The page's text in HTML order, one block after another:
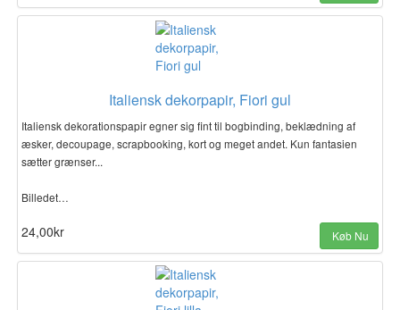
Italiensk dekorpapir, Fiori gul
Italiensk dekorationspapir egner sig fint til bogbinding, beklædning af
æsker, decoupage, scrapbooking, kort og meget andet. Kun fantasien
sætter grænser...
Billedet…
24,00kr Køb Nu